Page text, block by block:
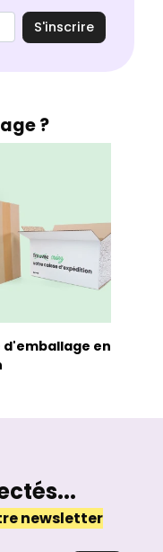
S'inscrire
?
d'emballage en
newsletter